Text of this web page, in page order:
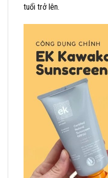
tuổi trở lên.